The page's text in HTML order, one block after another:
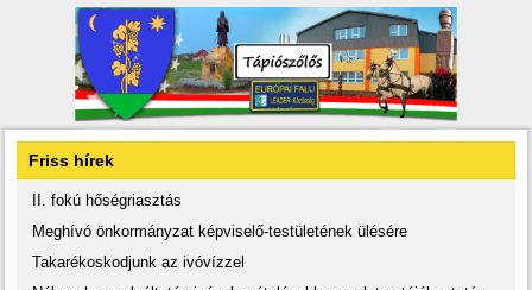
Friss hírek
II. fokú hőségriasztás
Meghívó önkormányzat képviselő-testületének ülésére
Takarékoskodjunk az ivóvízzel